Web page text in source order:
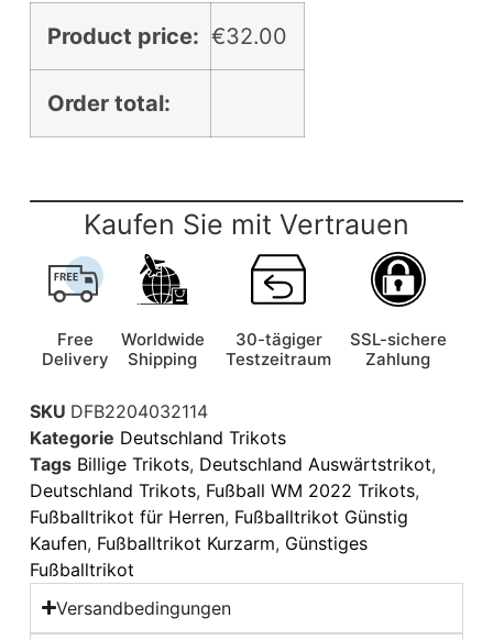
Product price: €32.00
Order total:
Kaufen Sie mit Vertrauen
Free
Delivery
Worldwide
Shipping
30-tägiger
Testzeitraum
SSL-sichere
Zahlung
SKU DFB2204032114
Kategorie Deutschland Trikots
Tags Billige Trikots, Deutschland Auswärtstrikot,
Deutschland Trikots, Fußball WM 2022 Trikots,
Fußballtrikot für Herren, Fußballtrikot Günstig
Kaufen, Fußballtrikot Kurzarm, Günstiges
Fußballtrikot
Versandbedingungen